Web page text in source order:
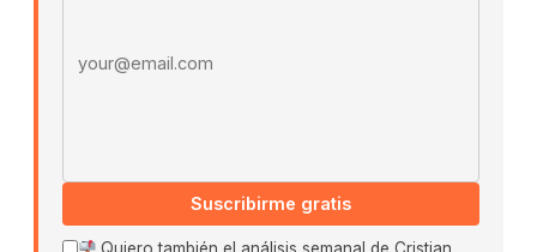
Es La Hora de Aprender ↗
Políticas De Privacidad · Términos De Uso
Suscribirme gratis